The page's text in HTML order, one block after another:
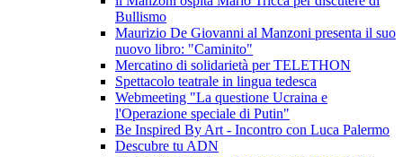
Bullismo
Maurizio De Giovanni al Manzoni presenta il suo
nuovo libro: "Caminito"
Mercatino di solidarietà per TELETHON
Spettacolo teatrale in lingua tedesca
Webmeeting "La questione Ucraina e
l'Operazione speciale di Putin"
Be Inspired By Art - Incontro con Luca Palermo
Descubre tu ADN